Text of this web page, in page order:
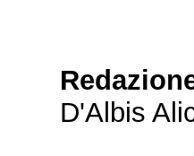
D'Albis